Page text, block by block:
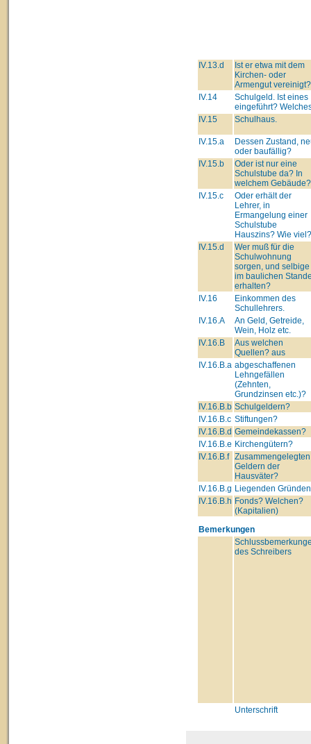
IV.13.d
Ist er etwa mit dem
Kirchen- oder
Armengut vereinigt?
IV.14
Schulgeld. Ist eines
eingeführt?
IV.15
Schulhaus.
IV.15.a
Dessen Zustand,
oder baufällig?
IV.15.b
Oder ist nur eine
Schulstube da? In
welchem Gebäude?
IV.15.c
Oder erhält der
Lehrer, in
Ermangelung einer
Schulstube
Hauszins? Wie viel?
IV.15.d
Wer muß für die
Schulwohnung
sorgen, und selbige
im baulichen
erhalten?
IV.16
Einkommen des
Schullehrers.
IV.16.A
An Geld, Getreide,
Wein, Holz etc.
IV.16.B
Aus welchen
Quellen? aus
IV.16.B.a abgeschaffenen
Lehngefällen
(Zehnten,
Grundzinsen etc.)?
IV.16.B.b Schulgeldern?
IV.16.B.c Stiftungen?
IV.16.B.d Gemeindekassen?
IV.16.B.e Kirchengütern?
IV.16.B.f Zusammengelegten
Geldern der
Hausväter?
IV.16.B.g Liegenden
IV.16.B.h Fonds? Welchen?
(Kapitalien)
Bemerkungen
des Schreibers
Unterschrift